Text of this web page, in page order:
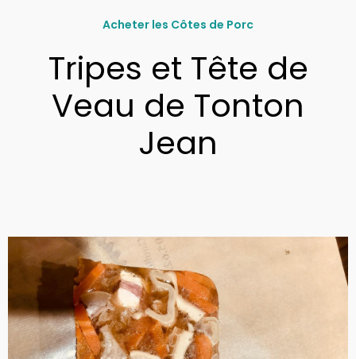
Acheter les Côtes de Porc
Tripes et Tête de
Veau de Tonton
Jean